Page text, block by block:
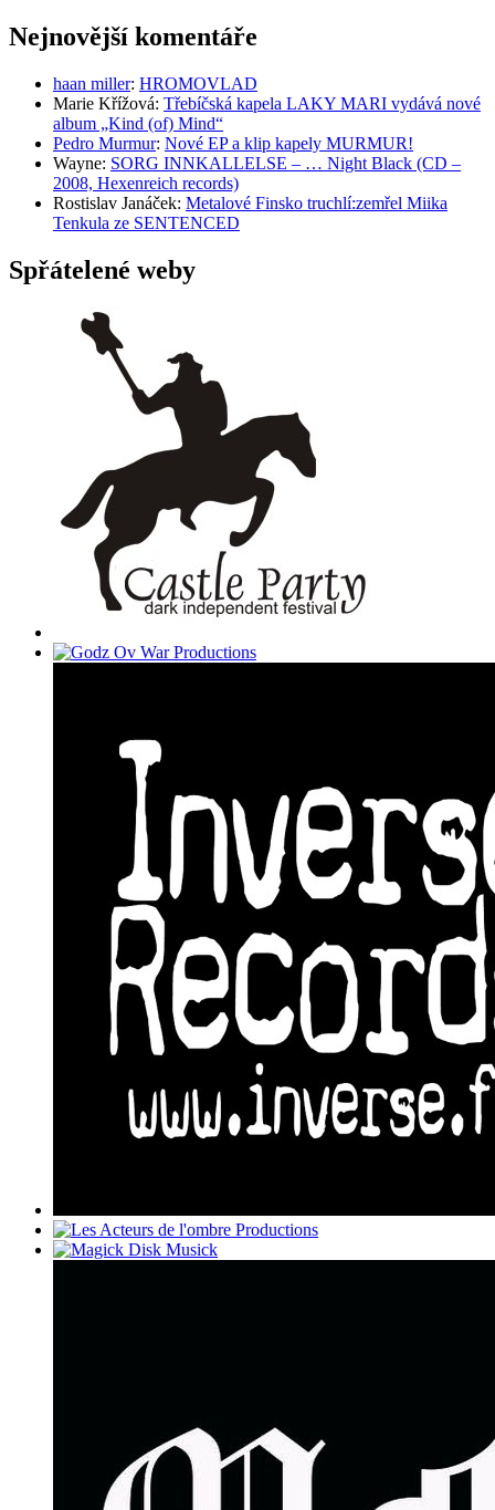
Nejnovější komentáře
haan miller: HROMOVLAD
Marie Křížová: Třebíčská kapela LAKY MARI vydává nové
album „Kind (of) Mind“
Pedro Murmur: Nové EP a klip kapely MURMUR!
Wayne: SORG INNKALLELSE – … Night Black (CD –
2008, Hexenreich records)
Rostislav Janáček: Metalové Finsko truchlí:zemřel Miika
Tenkula ze SENTENCED
Spřátelené weby